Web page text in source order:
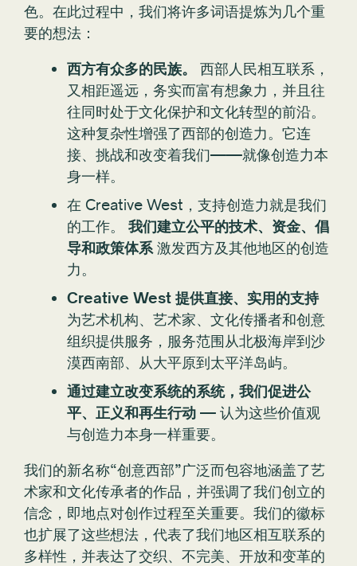
色。在此过程中，我们将许多词语提炼为几个重
要的想法：
西方有众多的民族。
西部人民相互联系，
又相距遥远，务实而富有想象力，并且往
往同时处于文化保护和文化转型的前沿。
这种复杂性增强了西部的创造力。它连
接、挑战和改变着我们——就像创造力本
身一样。
在 Creative West，支持创造力就是我们
的工作。 我们建立公平的技术、资金、倡
导和政策体系 激发西方及其他地区的创造
力。
Creative West 提供直接、实用的支持
为艺术机构、艺术家、文化传播者和创意
组织提供服务，服务范围从北极海岸到沙
漠西南部、从大平原到太平洋岛屿。
通过建立改变系统的系统，我们促进公
平、正义和再生行动 — 认为这些价值观
与创造力本身一样重要。
我们的新名称“创意西部”广泛而包容地涵盖了艺
术家和文化传承者的作品，并强调了我们创立的
信念，即地点对创作过程至关重要。我们的徽标
也扩展了这些想法，代表了我们地区相互联系的
多样性，并表达了交织、不完美、开放和变革的